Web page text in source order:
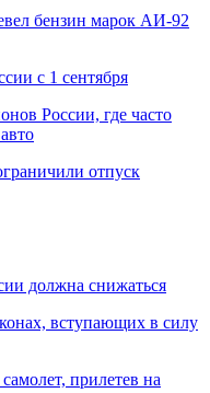
бензин марок АИ-92
с 1 сентября
России, где часто
отпуск
должна снижаться
вступающих в силу
прилетев на